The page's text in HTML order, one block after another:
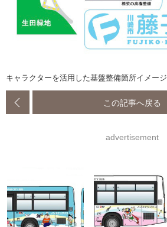
キャラクターを活用した基盤整備箇所イメージ
この記事へ戻る
advertisement